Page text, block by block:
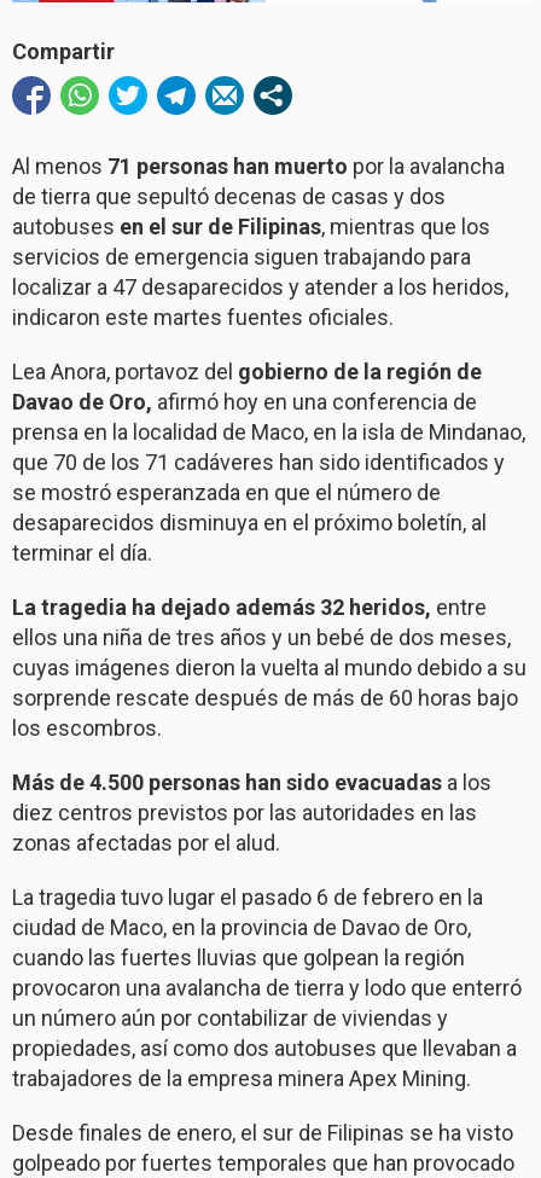
Compartir
Al menos 71 personas han muerto por la avalancha
de tierra que sepultó decenas de casas y dos
autobuses en el sur de Filipinas, mientras que los
servicios de emergencia siguen trabajando para
localizar a 47 desaparecidos y atender a los heridos,
indicaron este martes fuentes oficiales.
Lea Anora, portavoz del gobierno de la región de
Davao de Oro, afirmó hoy en una conferencia de
prensa en la localidad de Maco, en la isla de Mindanao,
que 70 de los 71 cadáveres han sido identificados y
se mostró esperanzada en que el número de
desaparecidos disminuya en el próximo boletín, al
terminar el día.
La tragedia ha dejado además 32 heridos, entre
ellos una niña de tres años y un bebé de dos meses,
cuyas imágenes dieron la vuelta al mundo debido a su
sorprende rescate después de más de 60 horas bajo
los escombros.
Más de 4.500 personas han sido evacuadas a los
diez centros previstos por las autoridades en las
zonas afectadas por el alud.
La tragedia tuvo lugar el pasado 6 de febrero en la
ciudad de Maco, en la provincia de Davao de Oro,
cuando las fuertes lluvias que golpean la región
provocaron una avalancha de tierra y lodo que enterró
un número aún por contabilizar de viviendas y
propiedades, así como dos autobuses que llevaban a
trabajadores de la empresa minera Apex Mining.
Desde finales de enero, el sur de Filipinas se ha visto
golpeado por fuertes temporales que han provocado